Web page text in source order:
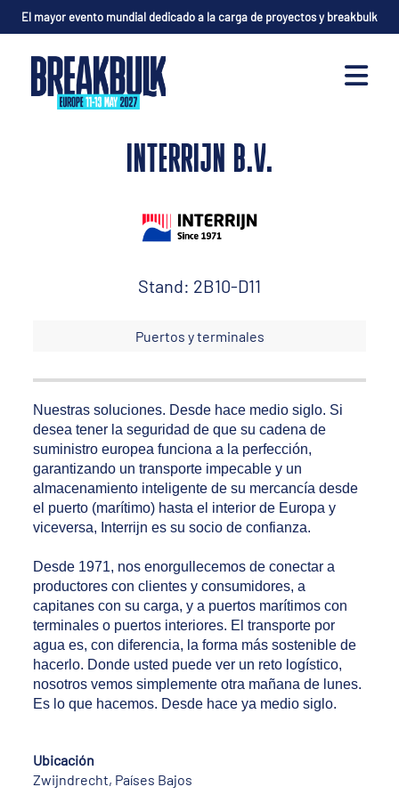
El mayor evento mundial dedicado a la carga de proyectos y breakbulk
INTERRIJN B.V.
Stand: 2B10-D11
Puertos y terminales
Nuestras soluciones. Desde hace medio siglo. Si
desea tener la seguridad de que su cadena de
suministro europea funciona a la perfección,
garantizando un transporte impecable y un
almacenamiento inteligente de su mercancía desde
el puerto (marítimo) hasta el interior de Europa y
viceversa, Interrijn es su socio de confianza.
Desde 1971, nos enorgullecemos de conectar a
productores con clientes y consumidores, a
capitanes con su carga, y a puertos marítimos con
terminales o puertos interiores. El transporte por
agua es, con diferencia, la forma más sostenible de
hacerlo. Donde usted puede ver un reto logístico,
nosotros vemos simplemente otra mañana de lunes.
Es lo que hacemos. Desde hace ya medio siglo.
Ubicación
Zwijndrecht, Países Bajos